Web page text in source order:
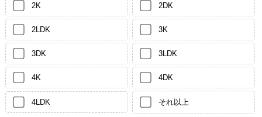
2K 2DK
2LDK 3K
3DK 3LDK
4K 4DK
4LDK それ以上